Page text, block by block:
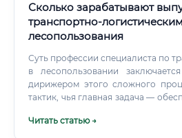
Сколько зарабатывают
транспортно-
лесопользования
Суть профессии специалиста по
в лесопользовании
дирижером этого сложного
тактик, чья главная задача —
ресурсов. В отличие от
Читать статью →